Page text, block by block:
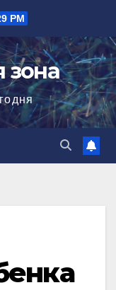
PM
зона